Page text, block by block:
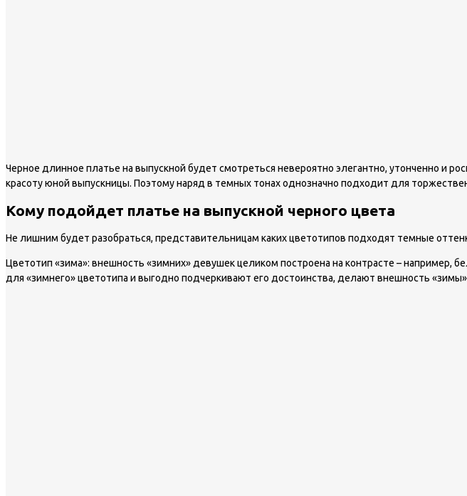
Черное длинное платье на выпускной будет смотреться невероятно элегантно, утонченно и
красоту юной выпускницы. Поэтому наряд в темных тонах однозначно подходит для
Кому подойдет платье на выпускной черного цвета
Не лишним будет разобраться, представительницам каких цветотипов подходят темные
Цветотип «зима»: внешность «зимних» девушек целиком построена на контрасте –
для «зимнего» цветотипа и выгодно подчеркивают его достоинства, делают внешность «зимы»